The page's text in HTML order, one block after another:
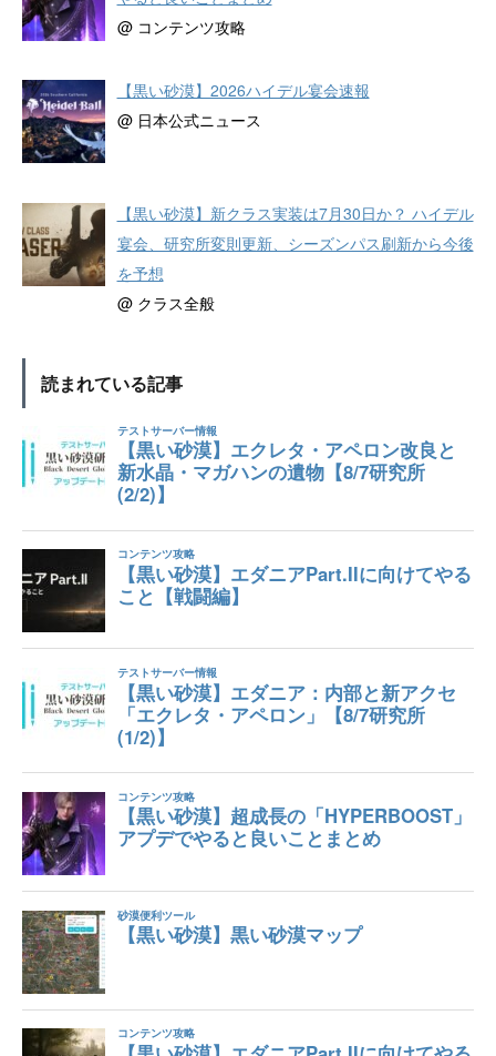
@ コンテンツ攻略
【黒い砂漠】2026ハイデル宴会速報
@ 日本公式ニュース
【黒い砂漠】新クラス実装は7月30日か？ ハイデル
宴会、研究所変則更新、シーズンパス刷新から今後
を予想
@ クラス全般
読まれている記事